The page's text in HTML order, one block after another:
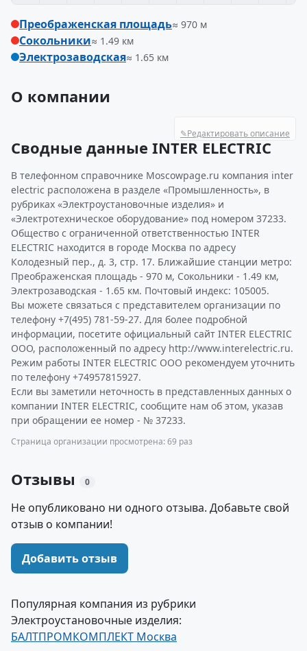
Преображенская площадь≈ 970 м
Сокольники≈ 1.49 км
Электрозаводская≈ 1.65 км
О компании
✎Редактировать описание
Сводные данные INTER ELECTRIC
В телефонном справочнике Moscowpage.ru компания inter
electric расположена в разделе «Промышленность», в
рубриках «Электроустановочные изделия» и
«Электротехническое оборудование» под номером 37233.
Общество с ограниченной ответственностью INTER
ELECTRIC находится в городе Москва по адресу
Колодезный пер., д. 3, стр. 17. Ближайшие станции метро:
Преображенская площадь - 970 м, Сокольники - 1.49 км,
Электрозаводская - 1.65 км. Почтовый индекс: 105005.
Вы можете связаться с представителем организации по
телефону +7(495) 781-59-27. Для более подробной
информации, посетите официальный сайт INTER ELECTRIC
ООО, расположенный по адресу http://www.interelectric.ru.
Режим работы INTER ELECTRIC ООО рекомендуем уточнить
по телефону +74957815927.
Если вы заметили неточность в представленных данных о
компании INTER ELECTRIC, сообщите нам об этом, указав
при обращении ее номер - № 37233.
Страница организации просмотрена: 69 раз
Отзывы 0
Не опубликовано ни одного отзыва. Добавьте свой
отзыв о компании!
Добавить отзыв
Популярная компания из рубрики
Электроустановочные изделия:
БАЛТПРОМКОМПЛЕКТ Москва